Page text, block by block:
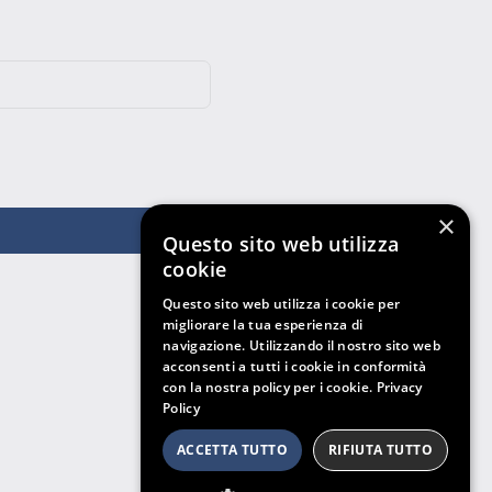
×
Questo sito web utilizza
cookie
Questo sito web utilizza i cookie per
migliorare la tua esperienza di
navigazione. Utilizzando il nostro sito web
acconsenti a tutti i cookie in conformità
con la nostra policy per i cookie. Privacy
Policy
ACCETTA TUTTO RIFIUTA TUTTO